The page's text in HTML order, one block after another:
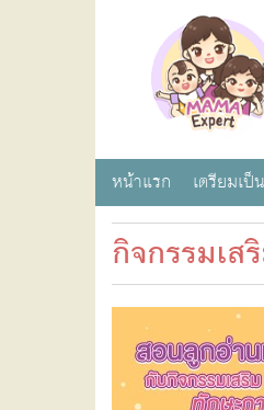
หน้าแรก เตรียมเ
กิจกรรมเส